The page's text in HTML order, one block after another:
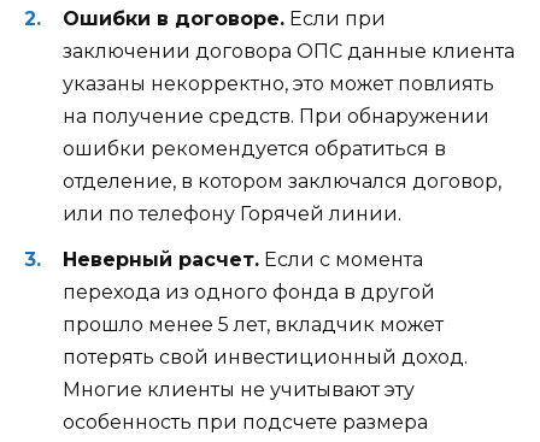
Ошибки в договоре. Если при
заключении договора ОПС данные клиента
указаны некорректно, это может повлиять
на получение средств. При обнаружении
ошибки рекомендуется обратиться в
отделение, в котором заключался договор,
или по телефону Горячей линии.
Неверный расчет. Если с момента
перехода из одного фонда в другой
прошло менее 5 лет, вкладчик может
потерять свой инвестиционный доход.
Многие клиенты не учитывают эту
особенность при подсчете размера